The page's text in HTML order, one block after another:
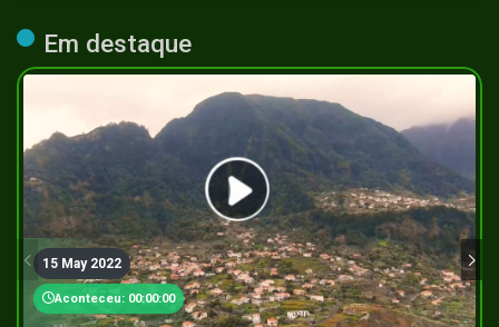
Em destaque
15 May 2022
Aconteceu: 00:00:00